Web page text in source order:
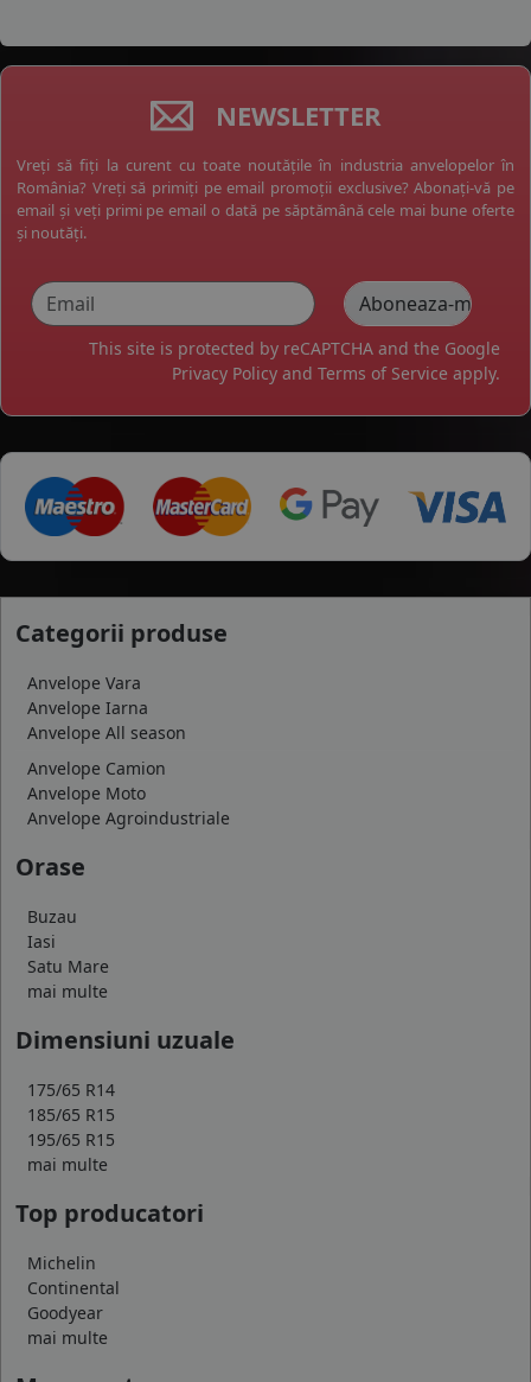
NEWSLETTER
Vreți să fiți la curent cu toate noutățile în industria anvelopelor în
România? Vreți să primiți pe email promoții exclusive? Abonați-vă pe
email și veți primi pe email o dată pe săptămână cele mai bune oferte
și noutăți.
This site is protected by reCAPTCHA and the Google
Privacy Policy and Terms of Service apply.
Categorii produse
Anvelope Vara
Anvelope Iarna
Anvelope All season
Anvelope Camion
Anvelope Moto
Anvelope Agroindustriale
Orase
Buzau
Iasi
Satu Mare
mai multe
Dimensiuni uzuale
175/65 R14
185/65 R15
195/65 R15
mai multe
Top producatori
Michelin
Continental
Goodyear
mai multe